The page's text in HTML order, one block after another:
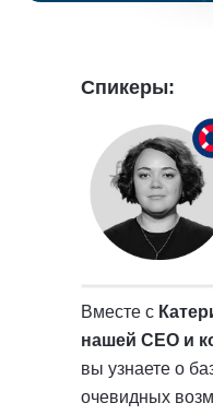
Спикеры:
Вместе с
нашей СЕО и
вы узнаете о
очевидных